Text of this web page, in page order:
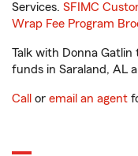
Services. SFIMC
Wrap Fee Program
Talk with Donna
funds in Saraland, AL
Call or email an agent